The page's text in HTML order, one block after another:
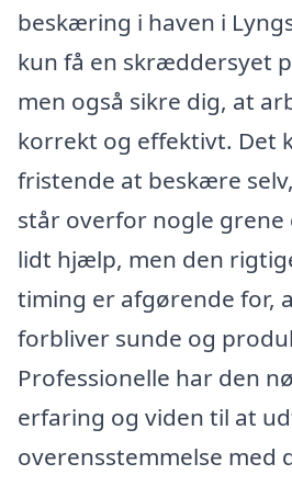
beskæring i haven i
kun få en skræddersyet
men også sikre dig, at
korrekt og effektivt. Det
fristende at beskære
står overfor nogle
lidt hjælp, men den
timing er afgørende for,
forbliver sunde og
Professionelle har den
erfaring og viden til at
overensstemmelse med